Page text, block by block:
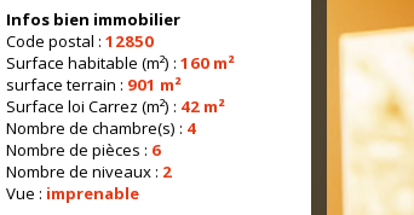
Infos bien immobilier
Code postal :12850
Surface habitable (m²) :160 m²
surface terrain : 901 m²
Surface loi Carrez (m²) : 42 m²
Nombre de chambre(s) : 4
Nombre de pièces : 6
Nombre de niveaux : 2
Vue : imprenable